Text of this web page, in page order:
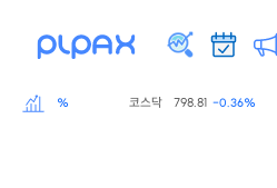
코스닥 798.81 -0.36%